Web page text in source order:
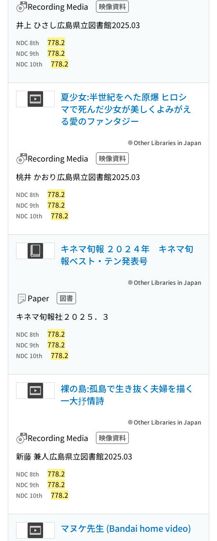
Recording Media 映像資料
井上 ひさし広島県立図書館2025.03
NDC 8th 778.2
NDC 9th 778.2
NDC 10th 778.2
夏少女:半世紀をへた原爆 ヒロシ
マで死んだ少女が美しくよみがえ
る愛のファンタジー
Recording Media 映像資料
桃井 かおり 広島県立図書館2025.03
Other Libraries in Japan
NDC 8th 778.2
NDC 9th 778.2
NDC 10th 778.2
キネマ旬報 ２０２４年 キネマ旬
報ベスト・テン発表号
Paper 図書
キネマ旬報社 ２０２５．３
Other Libraries in Japan
NDC 8th 778.2
NDC 9th 778.2
NDC 10th 778.2
裸の島:孤島で生き抜く夫婦を描く
一大抒情詩
Recording Media 映像資料
新藤 兼人広島県立図書館2025.03
Other Libraries in Japan
NDC 8th 778.2
NDC 9th 778.2
NDC 10th 778.2
マヌケ先生 (Bandai home video)